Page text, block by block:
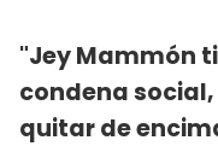
"Jey Mammón
condena social,
quitar de